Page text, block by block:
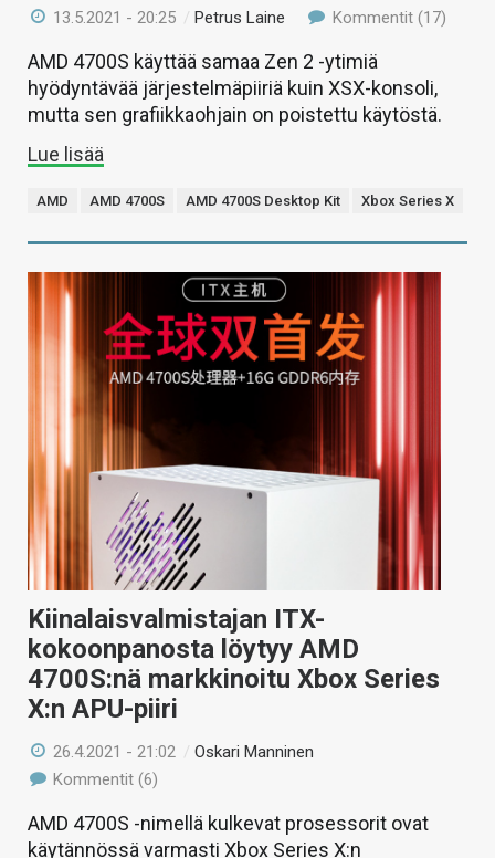
13.5.2021 - 20:25 /Petrus Laine Kommentit (17)
AMD 4700S käyttää samaa Zen 2 -ytimiä
hyödyntävää järjestelmäpiiriä kuin XSX-konsoli,
mutta sen grafiikkaohjain on poistettu käytöstä.
Lue lisää
AMD AMD 4700S AMD 4700S Desktop Kit Xbox Series X
Kiinalaisvalmistajan ITX-
kokoonpanosta löytyy AMD
4700S:nä markkinoitu Xbox Series
X:n APU-piiri
26.4.2021 - 21:02 /Oskari Manninen
Kommentit (6)
AMD 4700S -nimellä kulkevat prosessorit ovat
käytännössä varmasti Xbox Series X:n